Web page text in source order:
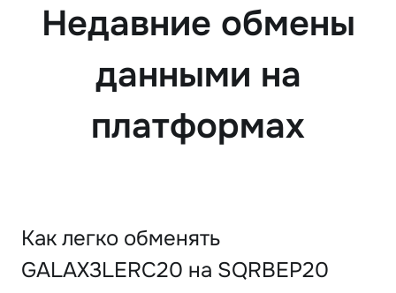
Недавние обмены
данными на
платформах
Как легко обменять
GALAX3LERC20 на SQRBEP20